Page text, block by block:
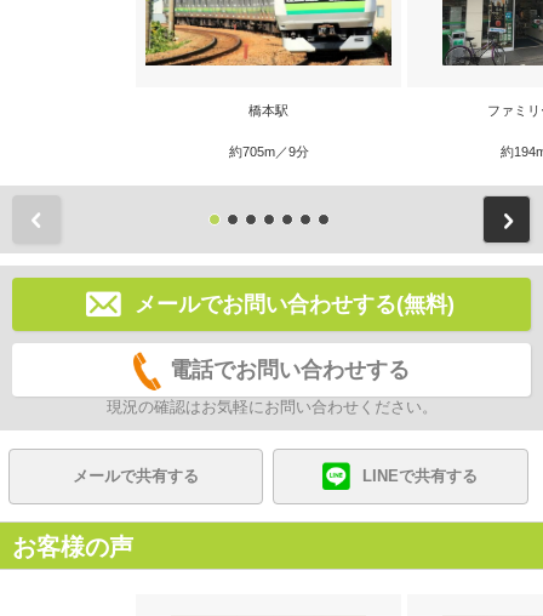
橋本駅
約705m／9分
ファミ
約
メールでお問い合わせする(無料)
電話でお問い合わせする
現況の確認はお気軽にお問い合わせください。
メールで共有する LINEで共有する
お客様の声